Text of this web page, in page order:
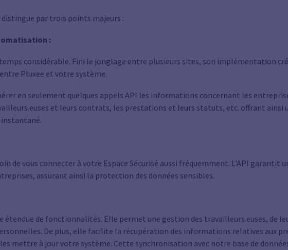
par trois points majeurs :
:
temps considérable. Fini le jonglage entre plusieurs sites, son implémentation
Pluxee et votre système.
en seulement quelques appels API les informations concernant les
et leurs contrats, les prestations et leurs statuts, etc. offrant ainsi
de vous connecter à votre Espace Sécurisé aussi fréquemment. L'API garantit
assurant ainsi la protection des données sensibles.
étendue de fonctionnalités. Elle permet une gestion des travailleurs.euses, de
De plus, elle facilite la récupération des informations relatives aux
mettre à jour votre système. Cette synchronisation avec notre base de